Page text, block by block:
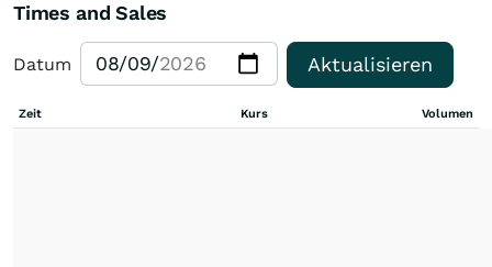
Times and Sales
Datum Aktualisieren
Zeit Kurs Volumen